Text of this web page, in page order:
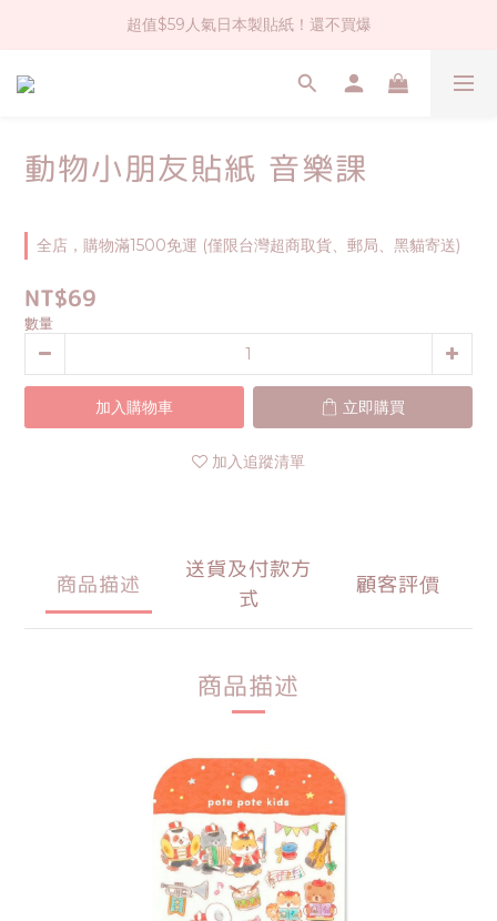
社群大人氣！各種有趣的打洞器
超值$59人氣日本製貼紙！還不買爆
全店$1500免運(台灣地區)
動物小朋友貼紙 音樂課
全店，購物滿1500免運 (僅限台灣超商取貨、郵局、黑貓寄送)
NT$69
數量
加入購物車 立即購買
加入追蹤清單
商品描述
送貨及付款方
式
顧客評價
商品描述